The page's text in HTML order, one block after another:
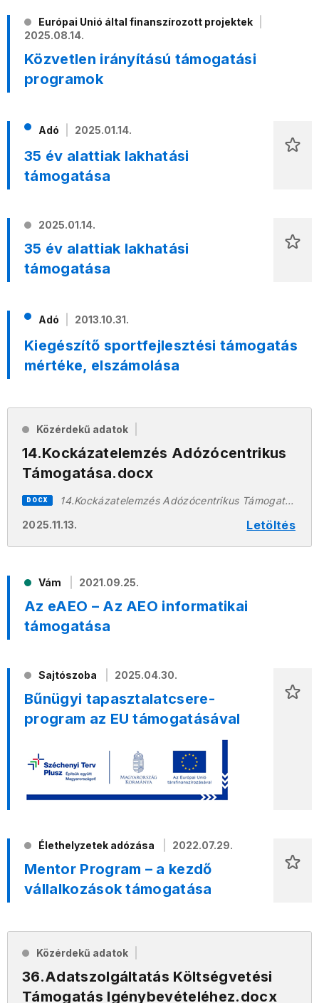
Európai Unió által finanszírozott projektek
2025.08.14.
Közvetlen irányítású támogatási
programok
Adó 2025.01.14.
35 év alattiak lakhatási
támogatása
2025.01.14.
35 év alattiak lakhatási
támogatása
Adó 2013.10.31.
Kiegészítő sportfejlesztési támogatás
mértéke, elszámolása
Közérdekű adatok
14.Kockázatelemzés Adózócentrikus
Támogatása.docx
2025.11.13. Letöltés
DOCX 14.Kockázatelemzés Adózócentrikus Támogatása.docx
Vám 2021.09.25.
Az eAEO – Az AEO informatikai
támogatása
Sajtószoba 2025.04.30.
Bűnügyi tapasztalatcsere-
program az EU támogatásával
Élethelyzetek adózása 2022.07.29.
Mentor Program – a kezdő
vállalkozások támogatása
Közérdekű adatok
36.Adatszolgáltatás Költségvetési
Támogatás Igénybevételéhez.docx